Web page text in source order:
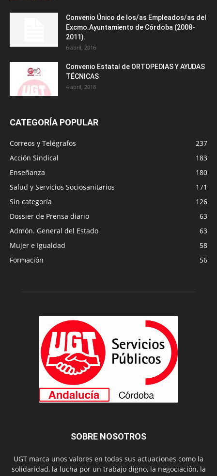
Convenio Único de los/as Empleados/as del
Excmo.Ayuntamiento de Córdoba (2008-
2011).
6 abril, 2016
Convenio Estatal de ORTOPEDIAS Y AYUDAS
TÉCNICAS
4 abril, 2018
CATEGORÍA POPULAR
Correos y Telégrafos
237
Acción Sindical
183
Enseñanza
180
Salud y Servicios Sociosanitarios
171
Sin categoría
126
Dossier de Prensa diario
63
Admón. General del Estado
63
Mujer e Igualdad
58
Formación
56
SOBRE NOSOTROS
UGT marca unos valores en todas sus actuaciones como la
solidaridad, la lucha por un trabajo digno, la negociación, la